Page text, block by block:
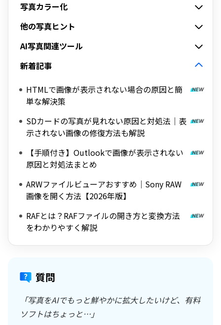
写真カラー化
他の写真ヒント
AI写真関連ツール
新着記事
HTMLで画像が表示されない場合の原因と簡
単な解決策
SDカードの写真が見れない原因と対処法｜表
示されない画像の修復方法も解説
【手順付き】Outlookで画像が表示されない
原因と対処法まとめ
ARWファイルビューアおすすめ｜Sony RAW
画像を開く方法【2026年版】
RAFとは？RAFファイルの開き方と変換方法
をわかりやすく解説
質問
「写真をAIでもっと鮮やかに拡大したいけど、有料
ソフトはちょっと…」